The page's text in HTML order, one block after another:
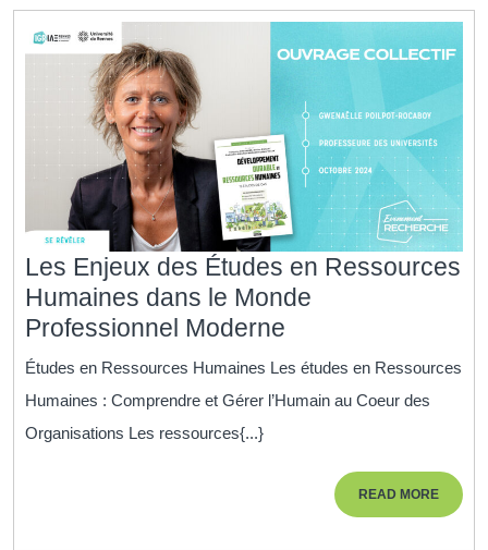
Humaines
Les Enjeux des Études en Ressources
Humaines dans le Monde
Professionnel Moderne
Enjeux
des
Ressources
Humaines
Études en Ressources Humaines Les études en Ressources
Humaines : Comprendre et Gérer l’Humain au Coeur des
Organisations Les ressources{...}
READ MOREREAD
MORE